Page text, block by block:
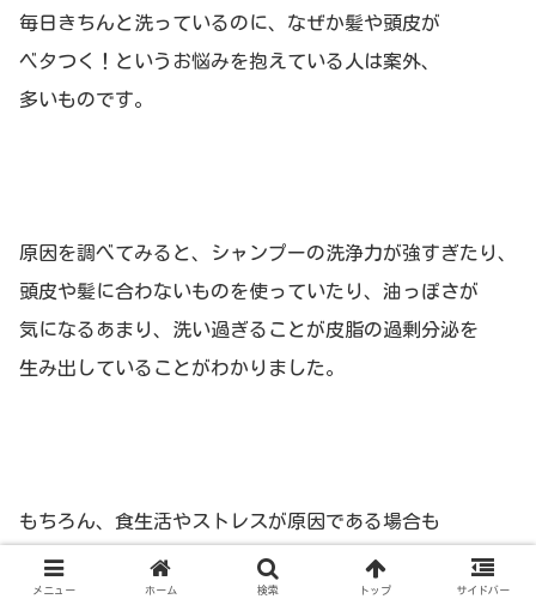
毎日きちんと洗っているのに、なぜか髪や頭皮が
ベタつく！というお悩みを抱えている人は案外、
多いものです。
原因を調べてみると、シャンプーの洗浄力が強すぎたり、
頭皮や髪に合わないものを使っていたり、油っぽさが
気になるあまり、洗い過ぎることが皮脂の過剰分泌を
生み出していることがわかりました。
もちろん、食生活やストレスが原因である場合も
ありますが、今回の記事ではすぐに改善できそうな
シャンプーについて解説しております。
メニュー ホーム 検索 トップ サイドバー